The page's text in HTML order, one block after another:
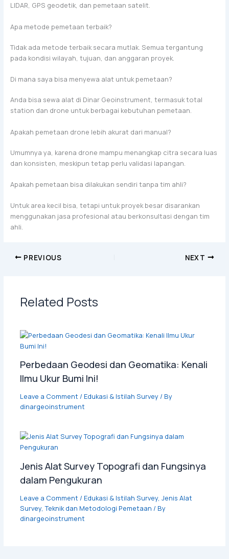
LIDAR, GPS geodetik, dan pemetaan satelit.
Apa metode pemetaan terbaik?
Tidak ada metode terbaik secara mutlak. Semua tergantung
pada kondisi wilayah, tujuan, dan anggaran proyek.
Di mana saya bisa menyewa alat untuk pemetaan?
Anda bisa sewa alat di Dinar Geoinstrument, termasuk total
station dan drone untuk berbagai kebutuhan pemetaan.
Apakah pemetaan drone lebih akurat dari manual?
Umumnya ya, karena drone mampu menangkap citra secara luas
dan konsisten, meskipun tetap perlu validasi lapangan.
Apakah pemetaan bisa dilakukan sendiri tanpa tim ahli?
Untuk area kecil bisa, tetapi untuk proyek besar disarankan
menggunakan jasa profesional atau berkonsultasi dengan tim
ahli.
PREVIOUS NEXT
Related Posts
Perbedaan Geodesi dan Geomatika: Kenali
Ilmu Ukur Bumi Ini!
Leave a Comment/ Edukasi & Istilah Survey/ By
dinargeoinstrument
Jenis Alat Survey Topografi dan Fungsinya
dalam Pengukuran
Leave a Comment/ Edukasi & Istilah Survey, Jenis Alat
Survey,Teknik dan Metodologi Pemetaan / By
dinargeoinstrument